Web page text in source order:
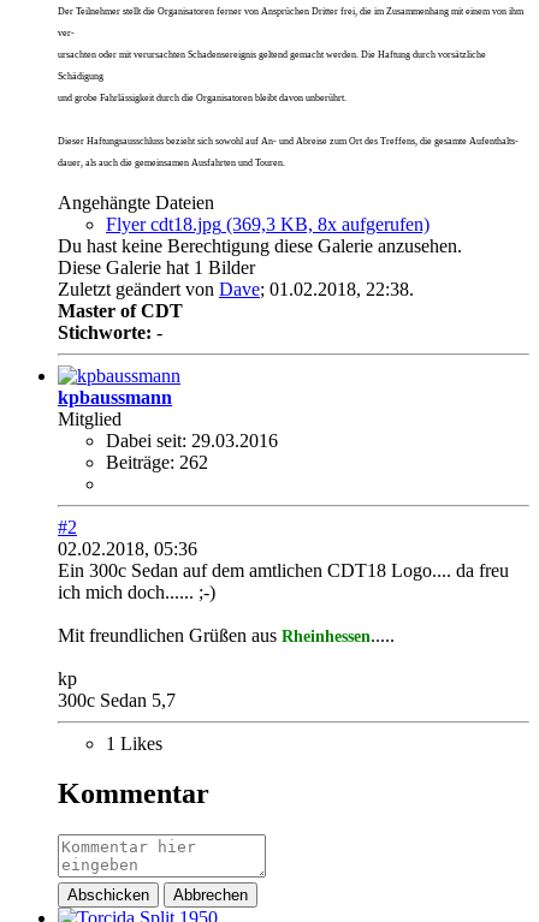
Der Teilnehmer stellt die Organisatoren ferner von Ansprüchen Dritter frei, die im Zusammenhang mit einem von ihm
ver-
ursachten oder mit verursachten Schadensereignis geltend gemacht werden. Die Haftung durch vorsätzliche
Schädigung
und grobe Fahrlässigkeit durch die Organisatoren bleibt davon unberührt.
Dieser Haftungsausschluss bezieht sich sowohl auf An- und Abreise zum Ort des Treffens, die gesamte Aufenthalts-
dauer, als auch die gemeinsamen Ausfahrten und Touren.
Angehängte Dateien
Flyer cdt18.jpg (369,3 KB, 8x aufgerufen)
Du hast keine Berechtigung diese Galerie anzusehen.
Diese Galerie hat 1 Bilder
Zuletzt geändert von Dave; 01.02.2018, 22:38.
Master of CDT
Stichworte: -
kpbaussmann
Mitglied
Dabei seit: 29.03.2016
Beiträge: 262
#2
02.02.2018, 05:36
Ein 300c Sedan auf dem amtlichen CDT18 Logo.... da freu
ich mich doch...... ;-)
Mit freundlichen Grüßen aus Rheinhessen.....
kp
300c Sedan 5,7
1 Likes
Kommentar
Abschicken Abbrechen